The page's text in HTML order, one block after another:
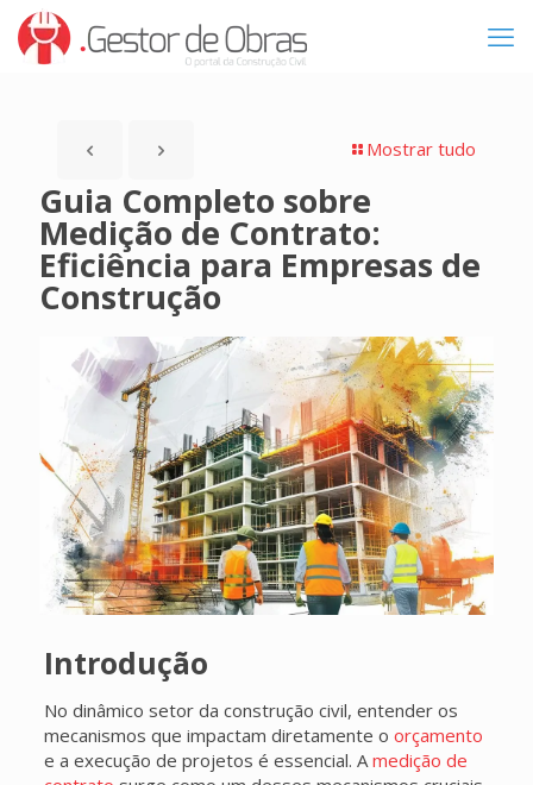
Mostrar tudo
Guia Completo sobre
Medição de Contrato:
Eficiência para Empresas de
Construção
Introdução
No dinâmico setor da construção civil, entender os
mecanismos que impactam diretamente o orçamento
e a execução de projetos é essencial. Amedição de